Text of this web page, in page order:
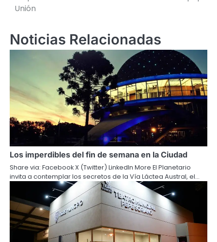
entradas
Unión
Noticias Relacionadas
Los imperdibles del fin de semana en la Ciudad
Share via: Facebook X (Twitter) LinkedIn More El Planetario
invita a contemplar los secretos de la Vía Láctea Austral, el…